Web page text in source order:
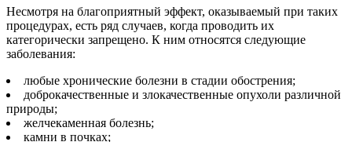
Несмотря на благоприятный эффект, оказываемый при таких
процедурах, есть ряд случаев, когда проводить их
категорически запрещено. К ним относятся следующие
заболевания:
любые хронические болезни в стадии обострения;
доброкачественные и злокачественные опухоли различной
природы;
желчекаменная болезнь;
камни в почках;